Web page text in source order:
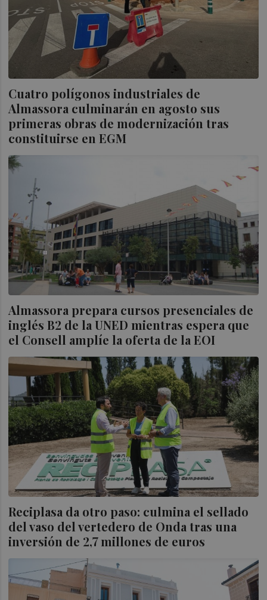
Cuatro polígonos industriales de
Almassora culminarán en agosto sus
primeras obras de modernización tras
constituirse en EGM
Almassora prepara cursos presenciales de
inglés B2 de la UNED mientras espera que
el Consell amplíe la oferta de la EOI
Reciplasa da otro paso: culmina el sellado
del vaso del vertedero de Onda tras una
inversión de 2,7 millones de euros